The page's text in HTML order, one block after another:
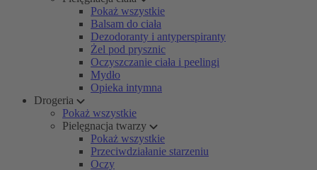
Pokaż wszystkie
Balsam do ciała
Dezodoranty i antyperspiranty
Żel pod prysznic
Oczyszczanie ciała i peelingi
Mydło
Opieka intymna
Drogeria
Pokaż wszystkie
Pielęgnacja twarzy
Pokaż wszystkie
Przeciwdziałanie starzeniu
Oczy